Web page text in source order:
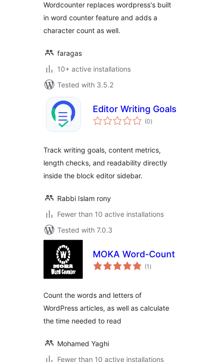
Wordcounter replaces wordpress's built
in word counter feature and adds a
character count as well.
faragas
10+ active installations
Tested with 3.5.2
Editor Writing Goals
(0total
ratings
)
Track writing goals, content metrics,
length checks, and readability directly
inside the block editor sidebar.
Rabbi Islam rony
Fewer than 10 active installations
Tested with 7.0.3
MOKA Word-Count
(1 total
ratings
)
Count the words and letters of
WordPress articles, as well as calculate
the time needed to read
Mohamed Yaghi
Fewer than 10 active installations